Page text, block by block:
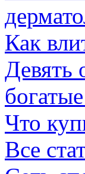
Как
Девять
Что
Все